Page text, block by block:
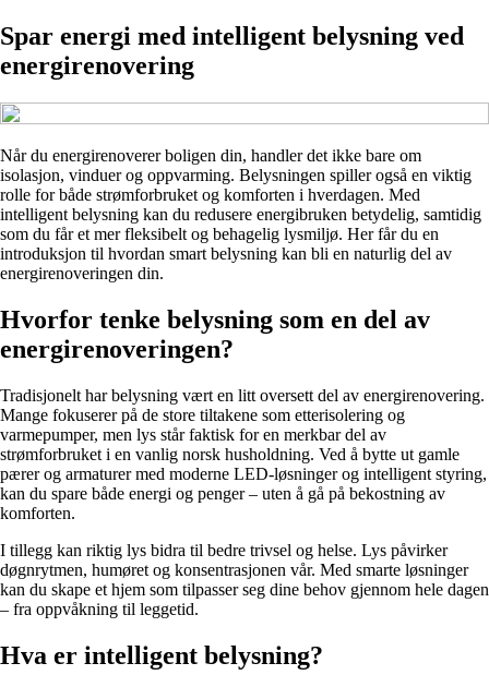
Spar energi med intelligent belysning ved
energirenovering
Når du energirenoverer boligen din, handler det ikke bare om
isolasjon, vinduer og oppvarming. Belysningen spiller også en viktig
rolle for både strømforbruket og komforten i hverdagen. Med
intelligent belysning kan du redusere energibruken betydelig, samtidig
som du får et mer fleksibelt og behagelig lysmiljø. Her får du en
introduksjon til hvordan smart belysning kan bli en naturlig del av
energirenoveringen din.
Hvorfor tenke belysning som en del av
energirenoveringen?
Tradisjonelt har belysning vært en litt oversett del av energirenovering.
Mange fokuserer på de store tiltakene som etterisolering og
varmepumper, men lys står faktisk for en merkbar del av
strømforbruket i en vanlig norsk husholdning. Ved å bytte ut gamle
pærer og armaturer med moderne LED-løsninger og intelligent styring,
kan du spare både energi og penger – uten å gå på bekostning av
komforten.
I tillegg kan riktig lys bidra til bedre trivsel og helse. Lys påvirker
døgnrytmen, humøret og konsentrasjonen vår. Med smarte løsninger
kan du skape et hjem som tilpasser seg dine behov gjennom hele dagen
– fra oppvåkning til leggetid.
Hva er intelligent belysning?